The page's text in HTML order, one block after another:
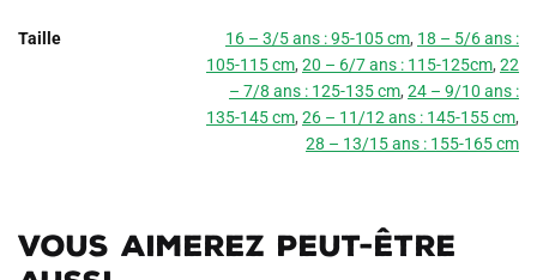
Taille 16 – 3/5 ans : 95-105 cm, 18 – 5/6 ans :
105-115 cm, 20 – 6/7 ans : 115-125cm, 22
– 7/8 ans : 125-135 cm, 24 – 9/10 ans :
135-145 cm, 26 – 11/12 ans : 145-155 cm,
28 – 13/15 ans : 155-165 cm
Vous aimerez peut-être